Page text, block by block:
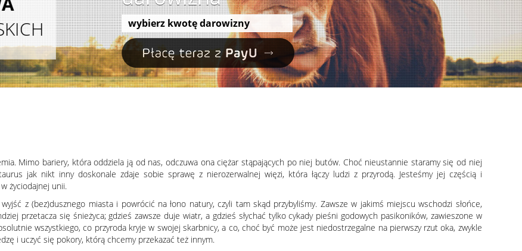
wybierz kwotę darowizny
Mimo bariery, która oddziela ją od nas, odczuwa ona ciężar stąpających po niej butów. Choć nieustannie staramy się od niej
jak nikt inny doskonale zdaje sobie sprawę z nierozerwalnej więzi, która łączy ludzi z przyrodą. Jesteśmy jej częścią i
życiodajnej unii.
z (bez)dusznego miasta i powrócić na łono natury, czyli tam skąd przybyliśmy. Zawsze w jakimś miejscu wschodzi słońce,
przetacza się śnieżyca; gdzieś zawsze duje wiatr, a gdzieś słychać tylko cykady pieśni godowych pasikoników, zawieszone w
wszystkiego, co przyroda kryje w swojej skarbnicy, a co, choć być może jest niedostrzegalne na pierwszy rzut oka, zwykle
i uczyć się pokory, którą chcemy przekazać też innym.